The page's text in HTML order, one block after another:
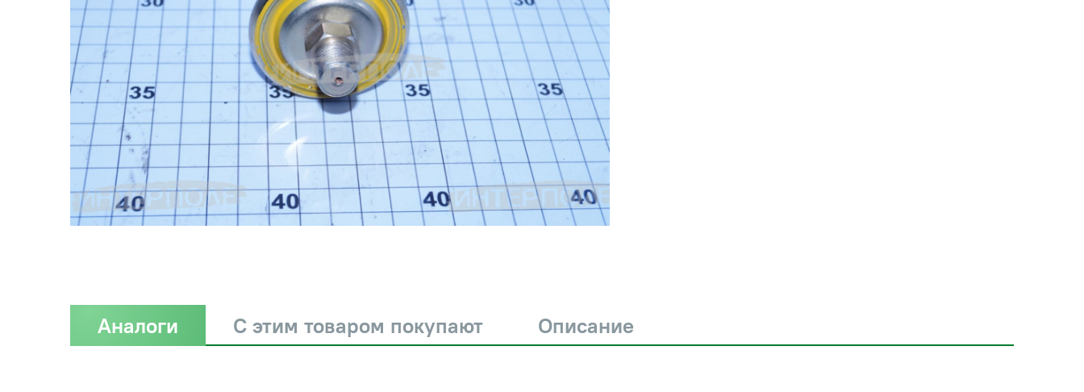
Аналоги С этим товаром покупают Описание